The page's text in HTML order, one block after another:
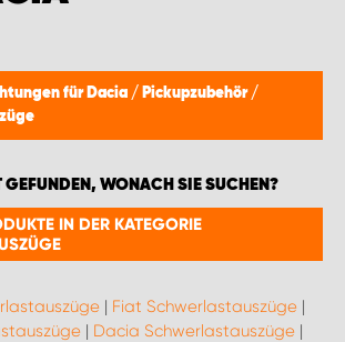
für Dacia / Pickupzubehör /
GEFUNDEN, WONACH SIE SUCHEN?
IN DER KATEGORIE
| Fiat Schwerlastauszüge |
| Dacia Schwerlastauszüge |